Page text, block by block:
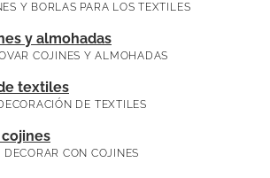
Y BORLAS PARA LOS TEXTILES
COJINES Y ALMOHADAS
DE TEXTILES
DECORAR CON COJINES